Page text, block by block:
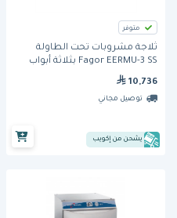
متوفر
ثلاجة مشروبات تحت الطاولة
Fagor EERMU-3 SS بثلاثة أبواب
10,736
توصيل مجاني
يشحن من إكويب